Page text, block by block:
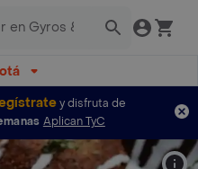
y disfruta de
Aplican TyC